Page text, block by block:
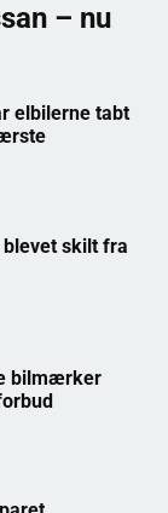
– nu
elbilerne tabt
blevet skilt fra
bilmærker